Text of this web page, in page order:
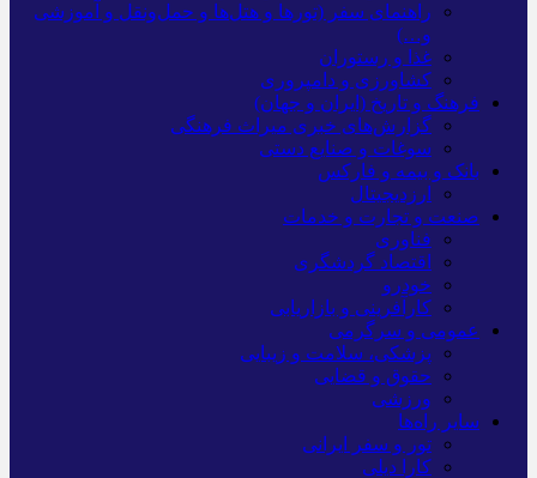
راهنمای سفر (تورها و هتل‌ها و حمل‌و‌نقل و آموزشی
و…)
غذا و رستوران
کشاورزی و دامپروری
فرهنگ و تاریخ (ایران و جهان)
گزارش‌های خبری میراث فرهنگی
سوغات و صنایع دستی
بانک و بیمه و فارکس
ارزدیجیتال
صنعت و تجارت و خدمات
فناوری
اقتصاد گردشگری
خودرو
کارآفرینی و بازاریابی
عمومی و سرگرمی
پزشکی، سلامت و زیبایی
حقوق و قضایی
ورزشی
سایر راه‌ها
تور و سفر ایرانی
کارا دیلی